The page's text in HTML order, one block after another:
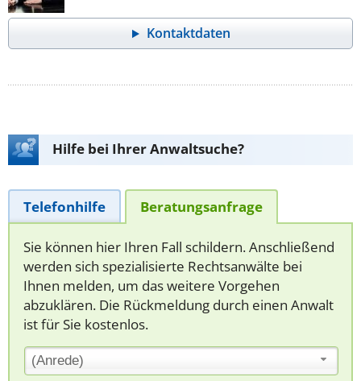
Kontaktdaten
Hilfe bei Ihrer Anwaltsuche?
Telefonhilfe Beratungsanfrage
Sie können hier Ihren Fall schildern. Anschließend
werden sich spezialisierte Rechtsanwälte bei
Ihnen melden, um das weitere Vorgehen
abzuklären. Die Rückmeldung durch einen Anwalt
ist für Sie kostenlos.
(Anrede)